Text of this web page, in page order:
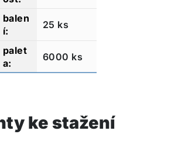
25 ks
6000 ks
ke stažení